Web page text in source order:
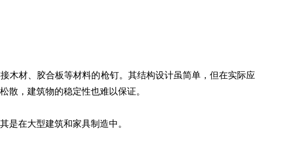
木材、胶合板等材料的枪钉。其结构设计虽简单，但在实际应
散，建筑物的稳定性也难以保证。
是在大型建筑和家具制造中。